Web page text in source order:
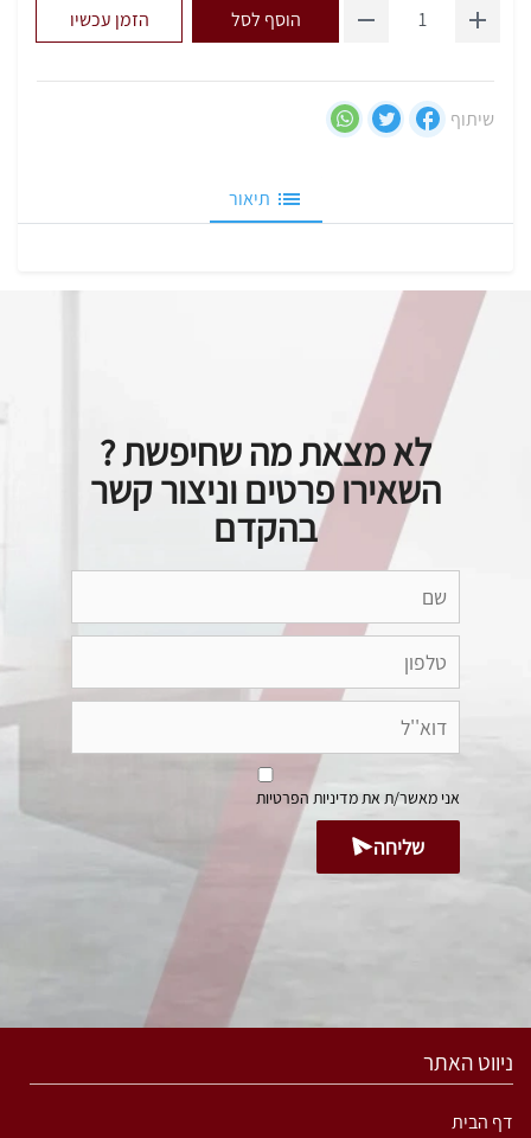
הוסף לסל הזמן עכשיו
שיתוף
תיאור
לא מצאת מה שחיפשת ?
השאירו פרטים וניצור קשר
בהקדם
אני מאשר/ת אתמדיניות הפרטיות
שליחה
ניווט האתר
דף הבית